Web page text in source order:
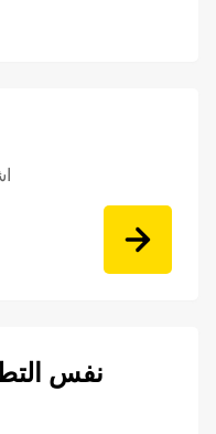
نفس